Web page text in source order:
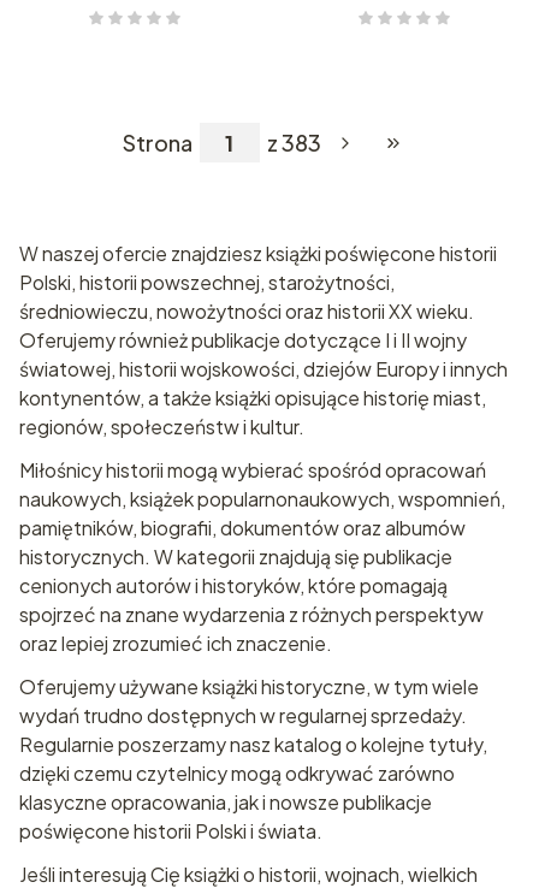
Strona z 383 Przejdź do
W naszej ofercie znajdziesz książki poświęcone historii
Polski, historii powszechnej, starożytności,
średniowieczu, nowożytności oraz historii XX wieku.
Oferujemy również publikacje dotyczące I i II wojny
światowej, historii wojskowości, dziejów Europy i innych
kontynentów, a także książki opisujące historię miast,
regionów, społeczeństw i kultur.
Miłośnicy historii mogą wybierać spośród opracowań
naukowych, książek popularnonaukowych, wspomnień,
pamiętników, biografii, dokumentów oraz albumów
historycznych. W kategorii znajdują się publikacje
cenionych autorów i historyków, które pomagają
spojrzeć na znane wydarzenia z różnych perspektyw
oraz lepiej zrozumieć ich znaczenie.
Oferujemy używane książki historyczne, w tym wiele
wydań trudno dostępnych w regularnej sprzedaży.
Regularnie poszerzamy nasz katalog o kolejne tytuły,
dzięki czemu czytelnicy mogą odkrywać zarówno
klasyczne opracowania, jak i nowsze publikacje
poświęcone historii Polski i świata.
Jeśli interesują Cię książki o historii, wojnach, wielkich